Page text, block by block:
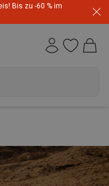
Bis zu -60 % im